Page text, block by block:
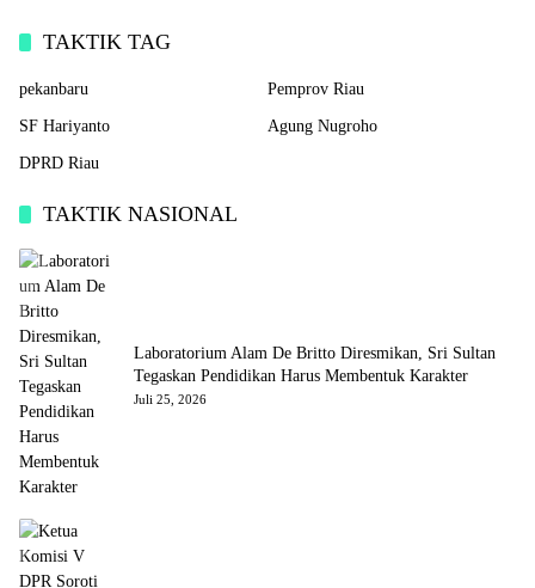
TAKTIK TAG
pekanbaru Pemprov Riau
SF Hariyanto Agung Nugroho
DPRD Riau
TAKTIK NASIONAL
Laboratorium Alam De Britto Diresmikan, Sri Sultan
Tegaskan Pendidikan Harus Membentuk Karakter
Juli 25, 2026